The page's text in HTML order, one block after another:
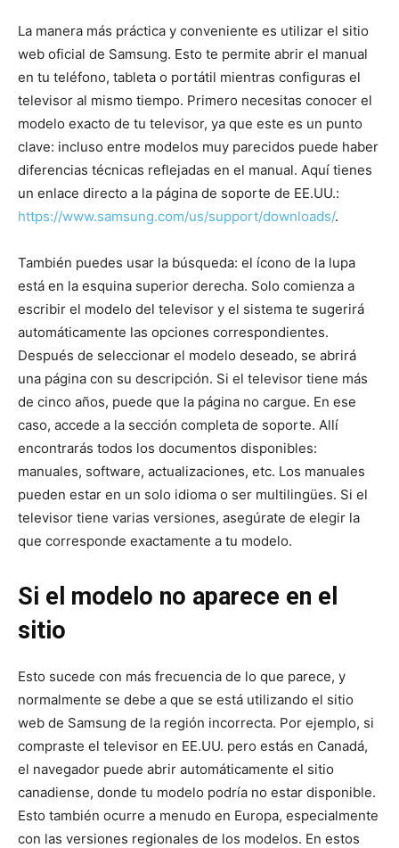
La manera más práctica y conveniente es utilizar el sitio
web oficial de Samsung. Esto te permite abrir el manual
en tu teléfono, tableta o portátil mientras configuras el
televisor al mismo tiempo. Primero necesitas conocer el
modelo exacto de tu televisor, ya que este es un punto
clave: incluso entre modelos muy parecidos puede haber
diferencias técnicas reflejadas en el manual. Aquí tienes
un enlace directo a la página de soporte de EE.UU.:
https://www.samsung.com/us/support/downloads/.
También puedes usar la búsqueda: el ícono de la lupa
está en la esquina superior derecha. Solo comienza a
escribir el modelo del televisor y el sistema te sugerirá
automáticamente las opciones correspondientes.
Después de seleccionar el modelo deseado, se abrirá
una página con su descripción. Si el televisor tiene más
de cinco años, puede que la página no cargue. En ese
caso, accede a la sección completa de soporte. Allí
encontrarás todos los documentos disponibles:
manuales, software, actualizaciones, etc. Los manuales
pueden estar en un solo idioma o ser multilingües. Si el
televisor tiene varias versiones, asegúrate de elegir la
que corresponde exactamente a tu modelo.
Si el modelo no aparece en el
sitio
Esto sucede con más frecuencia de lo que parece, y
normalmente se debe a que se está utilizando el sitio
web de Samsung de la región incorrecta. Por ejemplo, si
compraste el televisor en EE.UU. pero estás en Canadá,
el navegador puede abrir automáticamente el sitio
canadiense, donde tu modelo podría no estar disponible.
Esto también ocurre a menudo en Europa, especialmente
con las versiones regionales de los modelos. En estos